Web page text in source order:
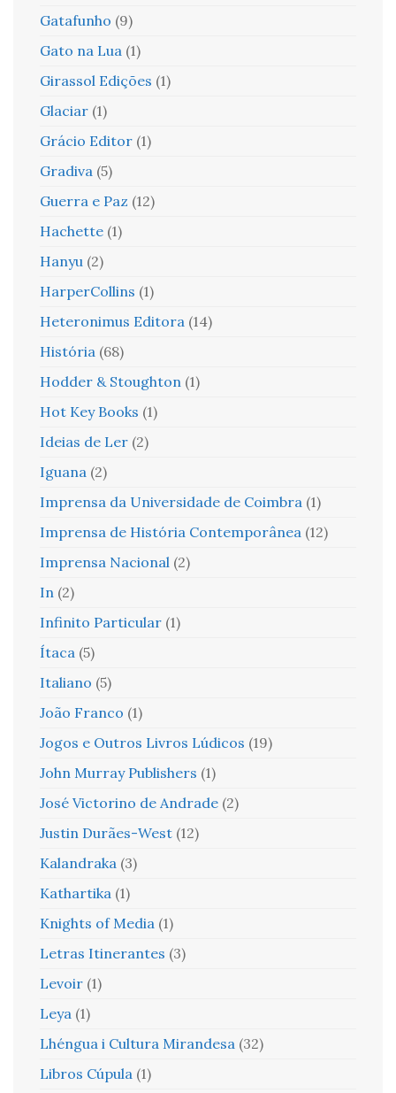
Gatafunho (9)
Gato na Lua (1)
Girassol Edições (1)
Glaciar (1)
Grácio Editor (1)
Gradiva (5)
Guerra e Paz (12)
Hachette (1)
Hanyu (2)
HarperCollins (1)
Heteronimus Editora (14)
História (68)
Hodder & Stoughton (1)
Hot Key Books (1)
Ideias de Ler (2)
Iguana (2)
Imprensa da Universidade de Coimbra (1)
Imprensa de História Contemporânea (12)
Imprensa Nacional (2)
In (2)
Infinito Particular (1)
Ítaca (5)
Italiano (5)
João Franco (1)
Jogos e Outros Livros Lúdicos (19)
John Murray Publishers (1)
José Victorino de Andrade (2)
Justin Durães-West (12)
Kalandraka (3)
Kathartika (1)
Knights of Media (1)
Letras Itinerantes (3)
Levoir (1)
Leya (1)
Lhéngua i Cultura Mirandesa (32)
Libros Cúpula (1)